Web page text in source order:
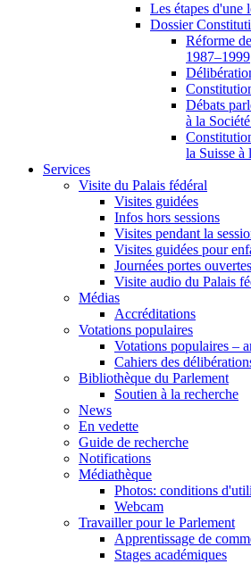
Les étapes d'une
Dossier
Réforme
1987–1999
Débats
à la
la Suisse à
Services
Visite du Palais fédéral
Visites guidées
Infos hors sessions
Visites pendant la
Visites guidées pour
Journées portes ouvertes
Visite audio du Palais
Médias
Accréditations
Votations populaires
Votations populaires –
Cahiers des
Bibliothèque du Parlement
Soutien à la recherche
News
En vedette
Guide de recherche
Notifications
Médiathèque
Photos: conditions
Webcam
Travailler pour le Parlement
Apprentissage de
Stages académiques